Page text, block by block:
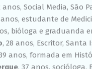
anos, Social Media, São
anos, estudante de
bióloga e graduanda
, 28 anos, Escritor, Santa
anos, formada em
, 37 anos, socióloga,